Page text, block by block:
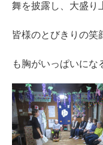
舞を披露し、大盛り
皆様のとびきりの笑
も胸がいっぱいにな